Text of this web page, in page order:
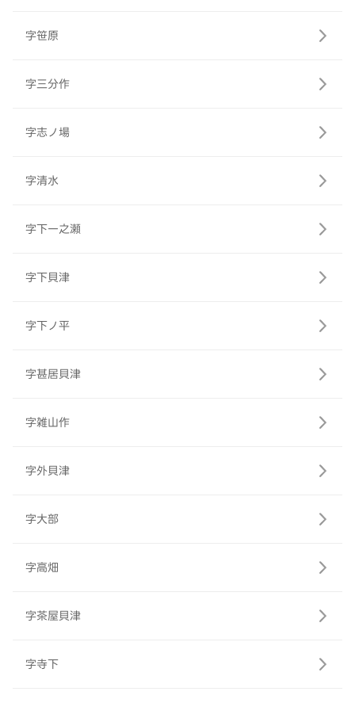
字笹原
字三分作
字志ノ場
字清水
字下一之瀬
字下貝津
字下ノ平
字甚居貝津
字雑山作
字外貝津
字大部
字高畑
字茶屋貝津
字寺下